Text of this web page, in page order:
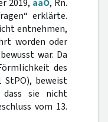
2019, aaO, Rn.
erklärte.
entnehmen,
worden oder
war. Da
des
StPO), beweist
dass sie nicht
vom 13.